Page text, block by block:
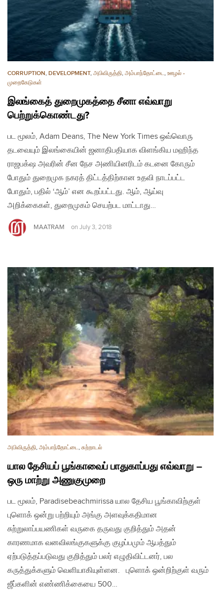
CORRUPTION, DEVELOPMENT, அபிவிருத்தி, அம்பாந்தோட்டை, ஊழல் -
முறைகேடுகள்
இலங்கைத் துறைமுகத்தை சீனா எவ்வாறு
பெற்றுக்கொண்டது?
பட மூலம், Adam Deans, The New York Times ஒவ்வொரு
தடவையும் இலங்கையின் ஜனாதிபதியாக விளங்கிய மஹிந்த
ராஜபக்‌ஷ அவரின் சீன நேச அணியினரிடம் கடனை கோரும்
போதும் துறைமுக நகரத் திட்டத்திற்கான உதவி நாடப்பட்ட
போதும், பதில் ‘ஆம்’ என கூறப்பட்டது. ஆம், ஆய்வு
அறிக்கைகள், துறைமுகம் செயற்பட மாட்டாது…
MAATRAM on July 3, 2018
அபிவிருத்தி, அம்பாந்தோட்டை, சுற்றாடல்
யால தேசியப் பூங்காவைப் பாதுகாப்பது எவ்வாறு –
ஒரு மாற்று அணுகுமுறை
பட மூலம், Paradisebeachmirissa யால தேசிய பூங்காவிற்குள்
புளொக் ஒன்று பற்றியும் அங்கு அளவுக்கதிமான
சுற்றுலாப்பயணிகள் வருகை தருவது குறித்தும் அதன்
காரணமாக வனவிலங்குகளுக்கு குழப்பமும் ஆபத்தும்
ஏற்படுத்தப்படுவது குறித்தும் பலர் எழுதிவிட்டனர், பல
கருத்துக்களும் வெளியாகியுள்ளன. புளொக் ஒன்றிற்குள் வரும்
ஜீப்களின் எண்ணிக்கையை 500…